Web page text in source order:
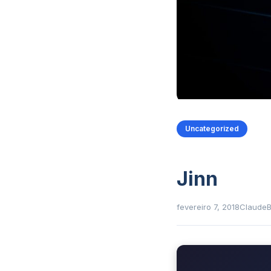
Uncategorized
Jinn
fevereiro 7, 2018